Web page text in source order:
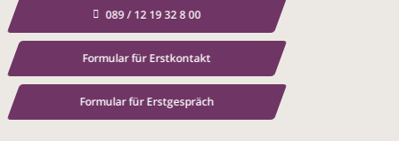
089 / 12 19 32 8 00
Formular für Erstkontakt
Formular für Erstgespräch